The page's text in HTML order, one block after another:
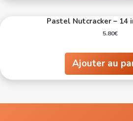
Pastel Nutcracker – 14
5.80€
Ajouter au